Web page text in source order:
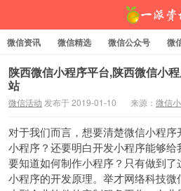
微信资讯 微信精选 微信公众号 微
资料下载
标签云
陕西微信小程序平台,陕西微信小
站
微信活动 发布于 2019-01-10 来源： 微信
对于我们而言，想要清楚微信小程
小程序？还要明白开发小程序能够
要知道如何制作小程序？只有做到
小程序的开发原理。举才网络科技